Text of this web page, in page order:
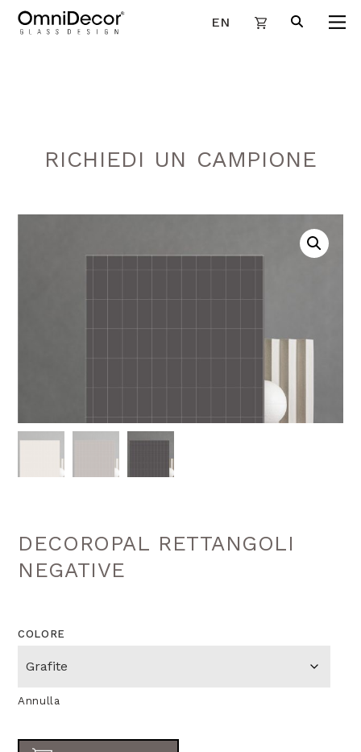
EN
RICHIEDI UN CAMPIONE
DECOROPAL RETTANGOLI
NEGATIVE
COLORE
Annulla